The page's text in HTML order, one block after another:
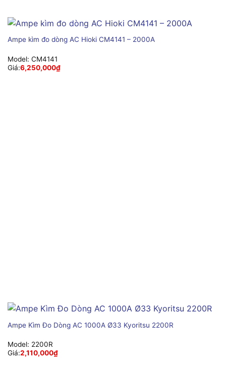
Ampe kìm đo dòng AC Hioki CM4141 – 2000A
Model: CM4141
Giá:6,250,000₫
Ampe Kìm Đo Dòng AC 1000A Ø33 Kyoritsu 2200R
Model: 2200R
Giá:2,110,000₫